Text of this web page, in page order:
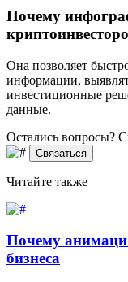
Почему
Она позволяет
информации,
инвестиционные
данные.
Остались вопросы?
Связаться
Читайте также
Почему
бизнеса